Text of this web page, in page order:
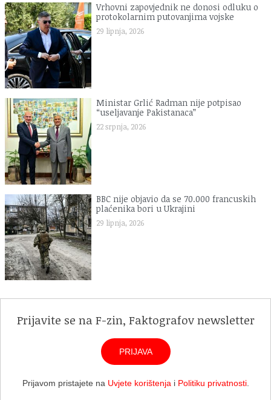
Vrhovni zapovjednik ne donosi odluku o
protokolarnim putovanjima vojske
29 lipnja, 2026
Ministar Grlić Radman nije potpisao
“useljavanje Pakistanaca”
22 srpnja, 2026
BBC nije objavio da se 70.000 francuskih
plaćenika bori u Ukrajini
29 lipnja, 2026
Prijavite se na F-zin, Faktografov newsletter
PRIJAVA
Prijavom pristajete na Uvjete korištenja i Politiku privatnosti.